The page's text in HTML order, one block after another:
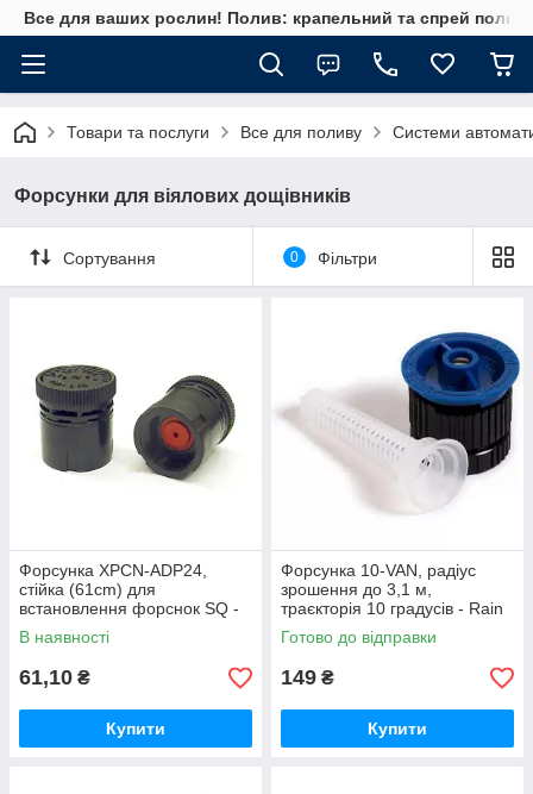
Все для ваших рослин! Полив: крапельний та спрей полив,
Товари та послуги Все для поливу Системи
Форсунки для віялових дощівників
Сортування 0 Фільтри
Форсунка XPCN-ADP24,
стійка (61cm) для
встановлення форснок SQ -
Rain Bird
В наявності
61,10 ₴
Купити
Форсунка 10-VAN, радіус
зрошення до 3,1 м,
траєкторія 10 градусів - Rain
Bird
Готово до відправки
149 ₴
Купити